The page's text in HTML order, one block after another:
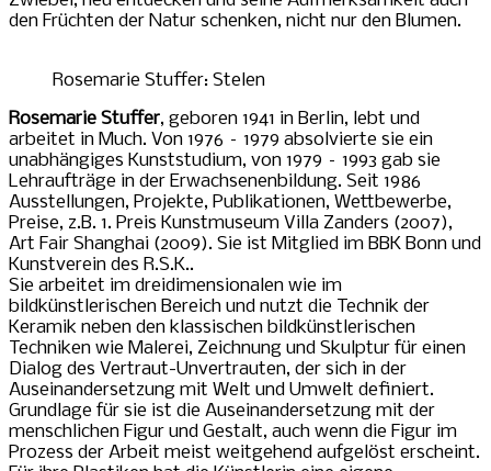
den Früchten der Natur schenken, nicht nur den Blumen.
Rosemarie Stuffer: Stelen
Rosemarie Stuffer, geboren 1941 in Berlin, lebt und
arbeitet in Much. Von 1976 – 1979 absolvierte sie ein
unabhängiges Kunststudium, von 1979 – 1993 gab sie
Lehraufträge in der Erwachsenenbildung. Seit 1986
Ausstellungen, Projekte, Publikationen, Wettbewerbe,
Preise, z.B. 1. Preis Kunstmuseum Villa Zanders (2007),
Art Fair Shanghai (2009). Sie ist Mitglied im BBK Bonn und
Kunstverein des R.S.K..
Sie arbeitet im dreidimensionalen wie im
bildkünstlerischen Bereich und nutzt die Technik der
Keramik neben den klassischen bildkünstlerischen
Techniken wie Malerei, Zeichnung und Skulptur für einen
Dialog des Vertraut-Unvertrauten, der sich in der
Auseinandersetzung mit Welt und Umwelt definiert.
Grundlage für sie ist die Auseinandersetzung mit der
menschlichen Figur und Gestalt, auch wenn die Figur im
Prozess der Arbeit meist weitgehend aufgelöst erscheint.